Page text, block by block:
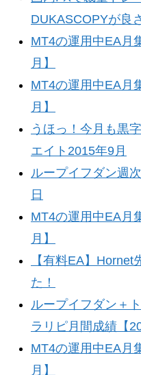
DUKASCOPYが良
MT4の運用中EA月
月】
MT4の運用中EA月
月】
うほっ！今月も黒
エイト2015年9月
ループイフダン週
日
MT4の運用中EA月
月】
【有料EA】Hornet
た！
ループイフダン＋
ラリピ月間成績【
MT4の運用中EA月
月】